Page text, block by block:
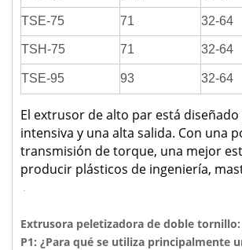
TSE-75 71 32-64
TSH-75 71 32-64
TSE-95 93 32-64
El extrusor de alto par está
intensiva y una alta salida. Con una
transmisión de torque, una mejor
producir plásticos de ingeniería,
Extrusora peletizadora de doble
P1: ¿Para qué se utiliza principalmente